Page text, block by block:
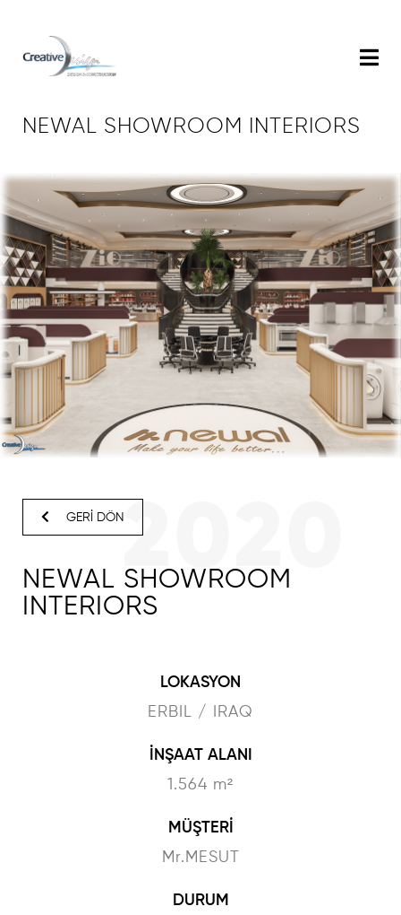
NEWAL SHOWROOM INTERIORS
GERİ DÖN
NEWAL SHOWROOM
INTERIORS
2020
LOKASYON
ERBIL / IRAQ
İNŞAAT ALANI
1.564 m²
MÜŞTERİ
Mr.MESUT
DURUM